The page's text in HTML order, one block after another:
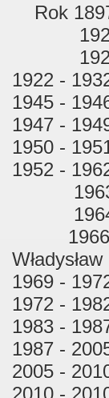
Rok
1920 -
1921 -
1922 -
1945 -
1947 -
1950 -
1952 -
1963 -
1964 -
1966 -
Władysław
1969 -
1972 -
1983 -
1987 -
2005 -
2010 -